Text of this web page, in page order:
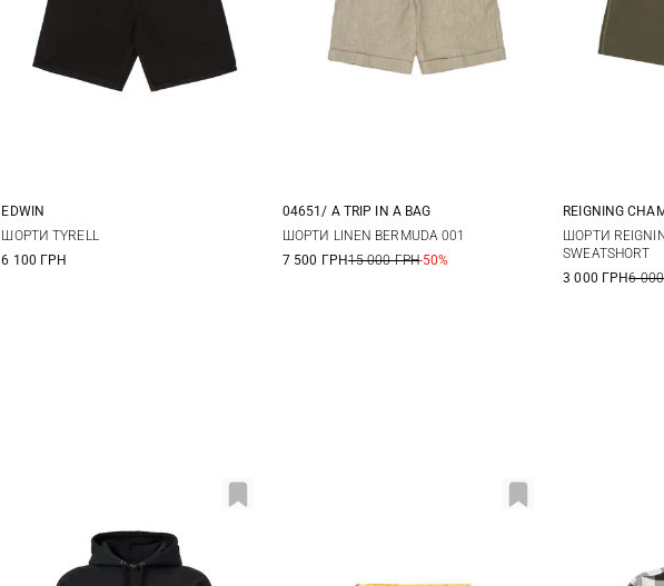
30 31
EDWIN
ШОРТИ TYRELL
6 100 ГРН
M L XL
04651/ A TRIP IN A BAG
ШОРТИ LINEN BERMUDA 001
7 500 ГРН15 000 ГРН-50%
S
XXL
REIGNING
ШОРТИ
SWEATSHORT
3 000 ГРН6